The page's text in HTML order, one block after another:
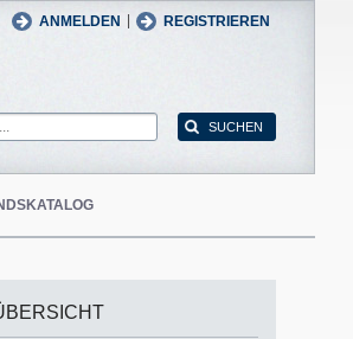
ANMELDEN REGISTRIEREN
English